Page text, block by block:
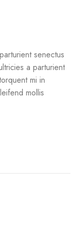
senectus
a parturient
mi in
mollis